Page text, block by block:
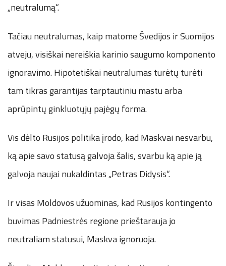
„neutralumą“.
Tačiau neutralumas, kaip matome Švedijos ir Suomijos
atveju, visiškai nereiškia karinio saugumo komponento
ignoravimo. Hipotetiškai neutralumas turėtų turėti
tam tikras garantijas tarptautiniu mastu arba
aprūpintų ginkluotųjų pajėgų forma.
Vis dėlto Rusijos politika įrodo, kad Maskvai nesvarbu,
ką apie savo statusą galvoja šalis, svarbu ką apie ją
galvoja naujai nukaldintas „Petras Didysis“.
Ir visas Moldovos užuominas, kad Rusijos kontingento
buvimas Padniestrės regione prieštarauja jo
neutraliam statusui, Maskva ignoruoja.